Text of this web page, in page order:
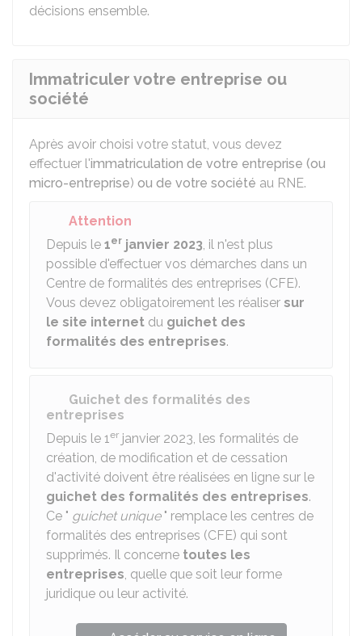
décisions ensemble.
Immatriculer votre entreprise ou
société
Après avoir choisi votre statut, vous devez
effectuer l'immatriculation de votre entreprise (ou
micro-entreprise) ou de votre société au RNE.
Attention
Depuis le 1er janvier 2023, il n'est plus
possible d'effectuer vos démarches dans un
Centre de formalités des entreprises (CFE).
Vous devez obligatoirement les réaliser sur
le site internet du guichet des
formalités des entreprises.
Guichet des formalités des
entreprises
Depuis le 1er janvier 2023, les formalités de
création, de modification et de cessation
d'activité doivent être réalisées en ligne sur le
guichet des formalités des entreprises.
Ce " guichet unique" remplace les centres de
formalités des entreprises (CFE) qui sont
supprimés. Il concerne toutes les
entreprises, quelle que soit leur forme
juridique ou leur activité.